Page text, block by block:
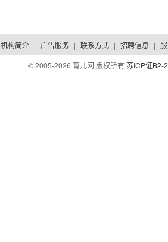
机构简介 | 广告服务 | 联系方式 | 招聘信息 |
© 2005-2026 育儿网 版权所有苏ICP证B2-